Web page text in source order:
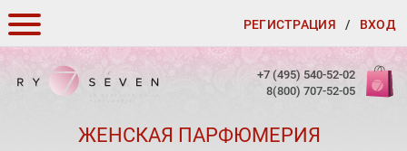
РЕГИСТРАЦИЯ / ВХОД
КАК ЗАКАЗАТЬ
СКИДКИ
+7 (495) 540-52-02
8(800) 707-52-05
ЖЕНСКАЯ ПАРФЮМЕРИЯ